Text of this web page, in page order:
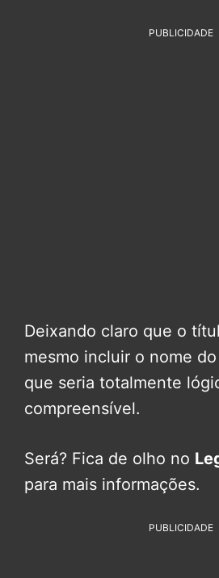
PUBLICIDADE
Deixando claro que o
mesmo incluir o nome
que seria totalmente
compreensível.
Será? Fica de olho no
para mais informações.
PUBLICIDADE